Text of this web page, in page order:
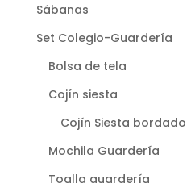
Sábanas
Set Colegio-Guardería
Bolsa de tela
Cojín siesta
Cojín Siesta bordado
Mochila Guardería
Toalla guardería